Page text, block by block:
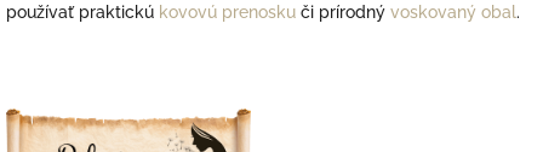
používať praktickú kovovú prenosku či prírodný voskovaný obal .